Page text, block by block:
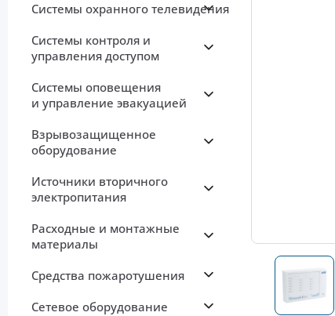
Системы охранного телевидения
Системы контроля и
управления доступом
Системы оповещения
и управление эвакуацией
Взрывозащищенное
оборудование
Источники вторичного
электропитания
Расходные и монтажные
материалы
Средства пожаротушения
Сетевое оборудование